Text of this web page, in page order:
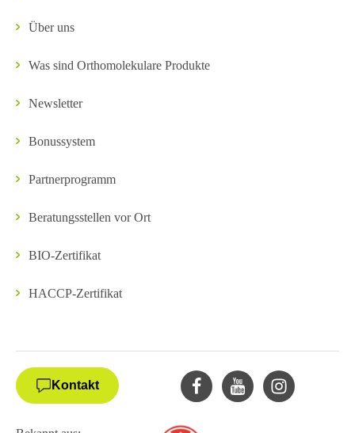
Über uns
Was sind Orthomolekulare Produkte
Newsletter
Bonussystem
Partnerprogramm
Beratungsstellen vor Ort
BIO-Zertifikat
HACCP-Zertifikat
Kontakt